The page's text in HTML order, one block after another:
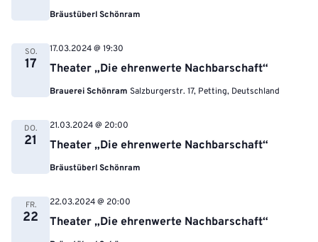
Bräustüberl Schönram
SO.
17 Theater „Die ehrenwerte Nachbarschaft“
17.03.2024 @ 19:30
Brauerei Schönram Salzburgerstr. 17, Petting, Deutschland
DO.
21 Theater „Die ehrenwerte Nachbarschaft“
21.03.2024 @ 20:00
Bräustüberl Schönram
FR.
22 Theater „Die ehrenwerte Nachbarschaft“
22.03.2024 @ 20:00